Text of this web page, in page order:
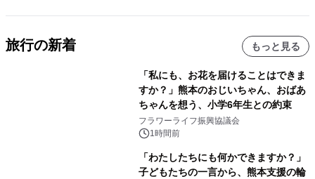
旅行の新着 もっと見る
「私にも、お花を届けることはできま
すか？」熊本のおじいちゃん、おばあ
ちゃんを想う、小学6年生との約束
フラワーライフ振興協議会
1時間前
「わたしたちにも何かできますか？」
子どもたちの一言から、熊本支援の輪